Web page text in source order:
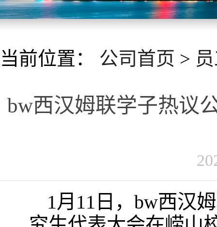
当前位置： 公司首页 >
bw西汉姆联学子热议
1月11日，bw西汉